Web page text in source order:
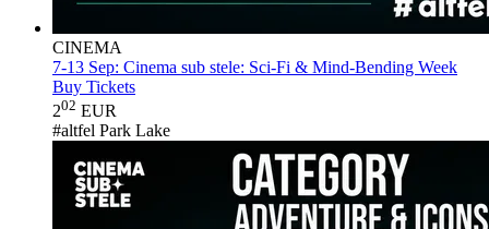
CINEMA
7-13 Sep: Cinema sub stele: Sci-Fi & Mind-Bending Week
Buy Tickets
202 EUR
#altfel Park Lake